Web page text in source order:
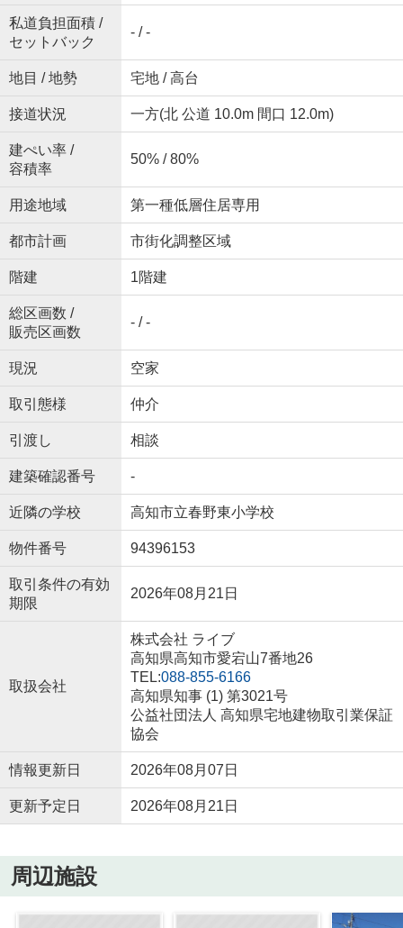
私道負担面積 /
セットバック
- / -
地目 / 地勢 宅地 / 高台
接道状況 一方(北 公道 10.0m 間口 12.0m)
建ぺい率 /
容積率
50% / 80%
用途地域 第一種低層住居専用
都市計画 市街化調整区域
階建 1階建
総区画数 /
販売区画数
- / -
現況 空家
取引態様 仲介
引渡し 相談
建築確認番号 -
近隣の学校 高知市立春野東小学校
物件番号 94396153
取引条件の有効
期限
2026年08月21日
取扱会社
株式会社 ライブ
高知県高知市愛宕山7番地26
TEL:088-855-6166
高知県知事 (1) 第3021号
公益社団法人 高知県宅地建物取引業保証
協会
情報更新日 2026年08月07日
更新予定日 2026年08月21日
周辺施設